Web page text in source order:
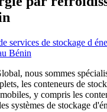
nous sommes
les conteneurs de
y compris les
systèmes de stockage